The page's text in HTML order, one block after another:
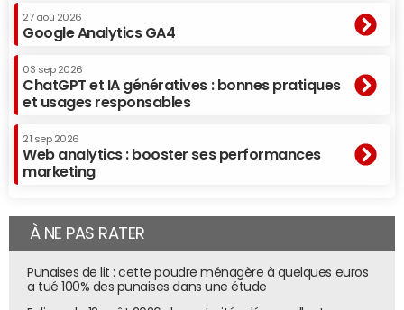
27 aoû 2026
Google Analytics GA4
03 sep 2026
ChatGPT et IA génératives : bonnes pratiques
et usages responsables
21 sep 2026
Web analytics : booster ses performances
marketing
À NE PAS RATER
Punaises de lit : cette poudre ménagère à quelques euros
a tué 100% des punaises dans une étude